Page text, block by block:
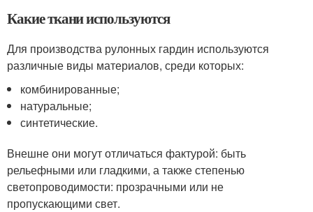
Какие ткани используются
Для производства рулонных гардин используются
различные виды материалов, среди которых:
комбинированные;
натуральные;
синтетические.
Внешне они могут отличаться фактурой: быть
рельефными или гладкими, а также степенью
светопроводимости: прозрачными или не
пропускающими свет.